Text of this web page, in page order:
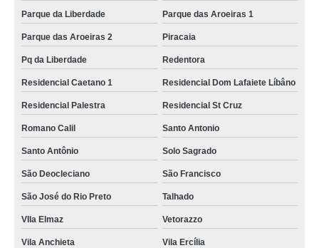
Parque da Liberdade Parque das Aroeiras 1
Parque das Aroeiras 2 Piracaia
Pq da Liberdade Redentora
Residencial Caetano 1 Residencial Dom Lafaiete Líbâno
Residencial Palestra Residencial St Cruz
Romano Calil Santo Antonio
Santo Antônio Solo Sagrado
São Deocleciano São Francisco
São José do Rio Preto Talhado
VIla Elmaz Vetorazzo
Vila Anchieta Vila Ercília